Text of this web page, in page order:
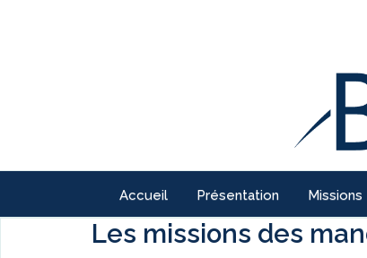
Accueil Présentation Missions
Les missions des